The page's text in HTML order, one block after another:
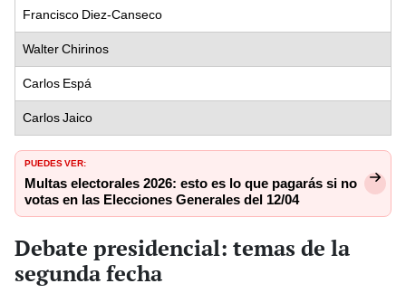
Francisco Diez-Canseco
Walter Chirinos
Carlos Espá
Carlos Jaico
PUEDES VER:
Multas electorales 2026: esto es lo que pagarás si no
votas en las Elecciones Generales del 12/04
Debate presidencial: temas de la
segunda fecha